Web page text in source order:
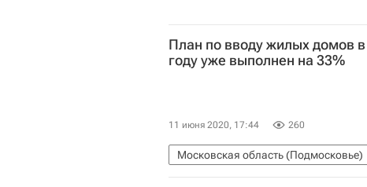
План по вводу жилых домов
году уже выполнен на 33%
11 июня 2020, 17:44 260
Московская область (Подмосковье)
Новости Подмосковья
Жилье